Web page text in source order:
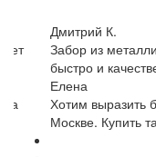
Дмитрий К.
Забор из
быстро и
Елена
Хотим выразить
Москве. Купить